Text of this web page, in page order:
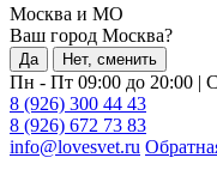
Москва и МО
Ваш город Москва?
Да Нет, сменить
Пн - Пт 09:00 до 20:00 |
8 (926) 300 44 43
8 (926) 672 73 83
info@lovesvet.ru